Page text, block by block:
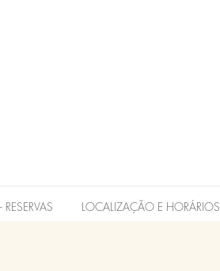
LOCALIZAÇÃO E HORÁRIOS